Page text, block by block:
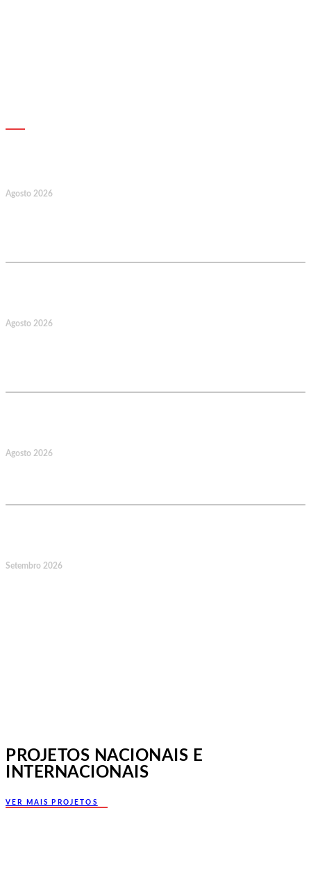
Agosto 2026
Agosto 2026
Agosto 2026
Setembro 2026
PROJETOS NACIONAIS E
INTERNACIONAIS
VER MAIS PROJETOS